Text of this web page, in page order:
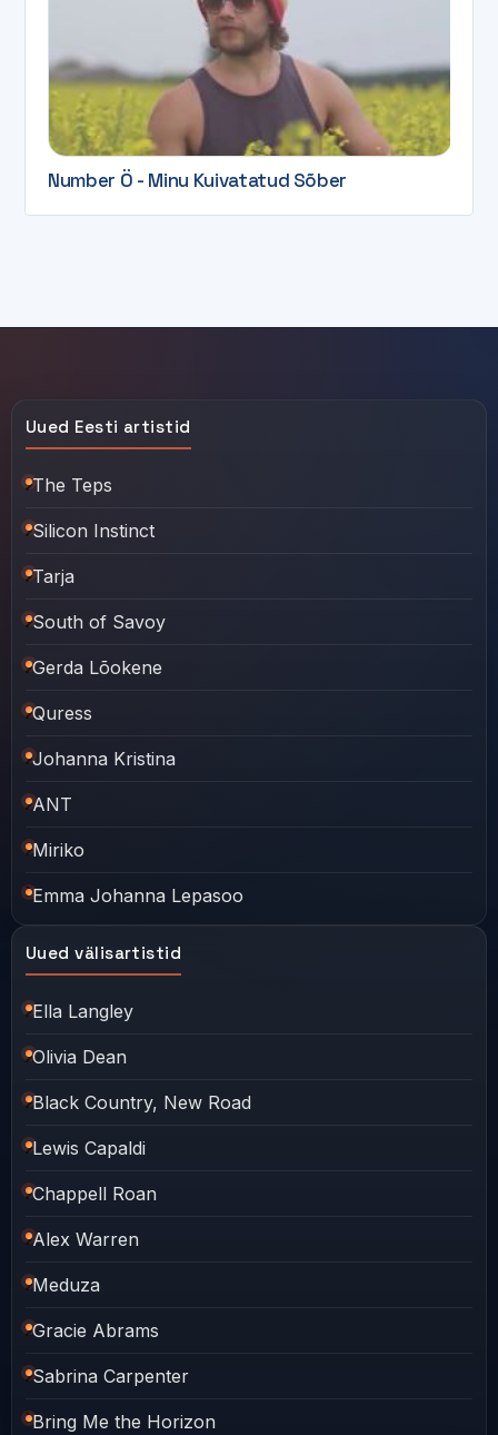
Number Ö - Minu Kuivatatud Sõber
Uued Eesti artistid
The Teps
Silicon Instinct
Tarja
South of Savoy
Gerda Lõokene
Quress
Johanna Kristina
ANT
Miriko
Emma Johanna Lepasoo
Uued välisartistid
Ella Langley
Olivia Dean
Black Country, New Road
Lewis Capaldi
Chappell Roan
Alex Warren
Meduza
Gracie Abrams
Sabrina Carpenter
Bring Me the Horizon